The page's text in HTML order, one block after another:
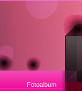
Fotoalbum